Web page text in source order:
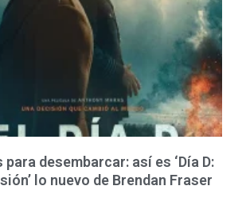
para desembarcar: así es ‘Día D:
lo nuevo de Brendan Fraser